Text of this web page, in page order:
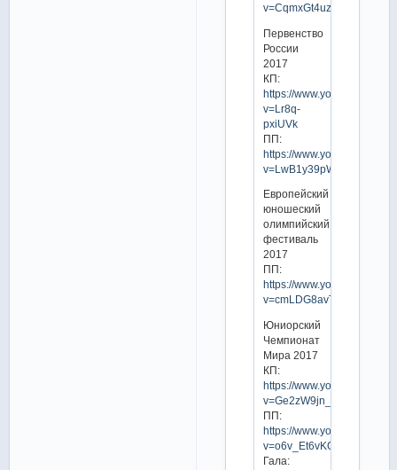
v=CqmxGt4uzas
Первенство
России
2017
КП:
https://www.youtube.com/
v=Lr8q-
pxiUVk
ПП:
https://www.youtube.com/
v=LwB1y39pWos
Европейский
юношеский
олимпийский
фестиваль
2017
ПП:
https://www.youtube.com/
v=cmLDG8avTa8
Юниорский
Чемпионат
Мира 2017
КП:
https://www.youtube.com/
v=Ge2zW9jn_tg
ПП:
https://www.youtube.com/
v=o6v_Et6vKOc
Гала: